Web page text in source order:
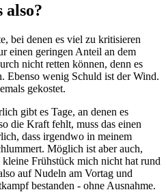
also?
bei denen es viel zu kritisieren
einen geringen Anteil an dem
nicht retten können, denn es
Ebenso wenig Schuld ist der Wind.
gekostet.
gibt es Tage, an denen es
die Kraft fehlt, muss das einen
dass irgendwo in meinem
Möglich ist aber auch,
Frühstück mich nicht hat rund
auf Nudeln am Vortag und
bestanden - ohne Ausnahme.